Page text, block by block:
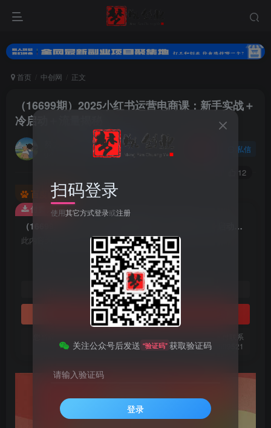
首页 中创网 正文
（16699期）2025小红书运营电商课：新手实战＋
冷启动＋流量揭秘
私信
12
百度已收录
（16699期）2025小红书运营电商课：新手实战＋冷启动＋流量揭秘
此内容为付费资源，请付费后查看
梦币9.9
梦币1 钻石会员
立即购买
您当前未登录！建议登陆后购买，可保存购买订单。微信支付联系
微信：chen185599521
付费资源
扫码登录
使用其它方式登录或注册
关注公众号后发送 “验证码” 获取验证码
请输入验证码
登录